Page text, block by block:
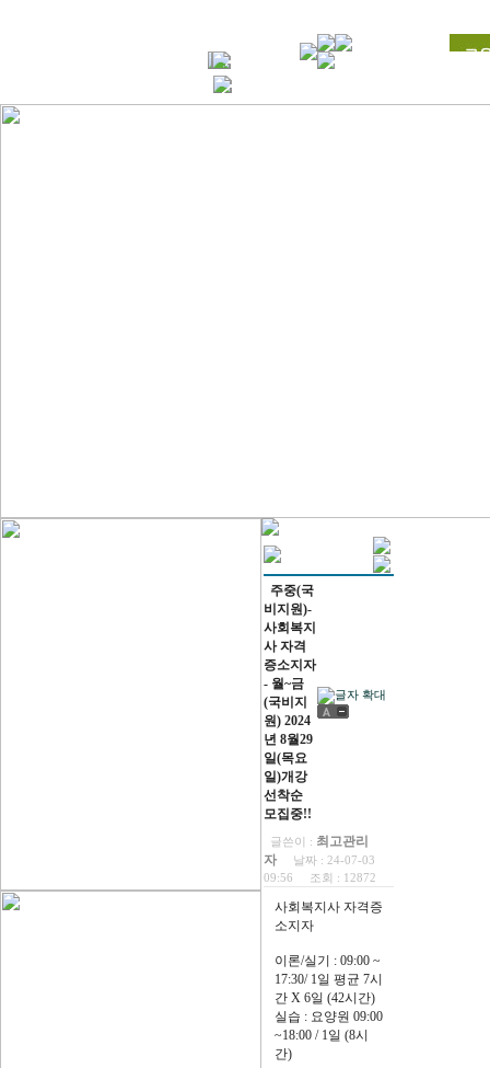
주중(국
비지원)-
사회복지
사 자격
증소지자
- 월~금
(국비지
원) 2024
년 8월29
일(목요
일)개강
선착순
모집중!!
글쓴이 : 최고관리
자
날짜 : 24-07-03
09:56
조회 : 12872
사회복지사 자격증
소지자
이론/실기 : 09:00 ~
17:30/ 1일 평균 7시
간 X 6일 (42시간)
실습 : 요양원 09:00
~18:00 / 1일 (8시
간)